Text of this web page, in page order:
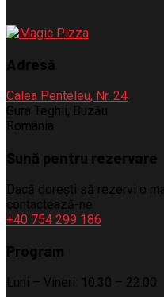
Adresă
Calea Penteleu, Nr. 24
Gura Teghii, Buzău
România
Sună pentru rezervare
Dacă dorești să rezervi o
contactează-ne
+40 754 299 186
Program
Luni – Vineri: 10.30 – 22.00